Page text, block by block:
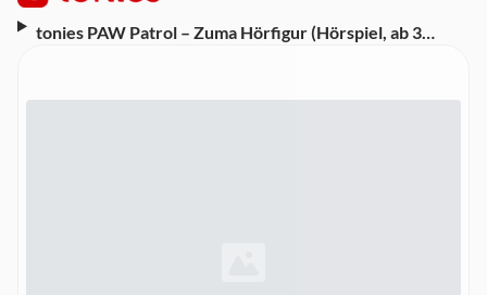
tonies PAW Patrol – Zuma Hörfigur (Hörspiel, ab 3